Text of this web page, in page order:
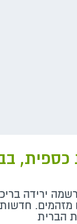
כספית,
ירידה
מזהמים.
הברית